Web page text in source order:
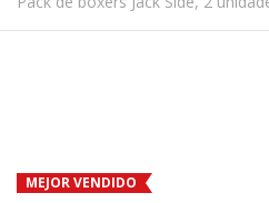
MEJOR VENDIDO